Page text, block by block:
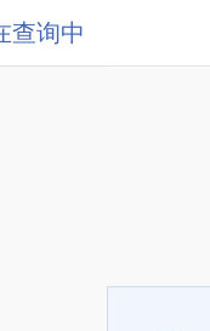
查询中